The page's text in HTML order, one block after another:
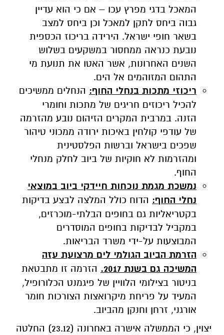
המאכל בדגי מפרץ עכו – אם כי הוא עדיין
גבוה ביחס לתקן למאכל וכן ביחס למצב
בשאר חופי ישראל. הירידה בריכוז הכספית
נובעת כנראה ממחסור במשקעים בשלוש
השנים האחרונות, אשר האטו את תנועת מי
התהום המזוהמים אל הים.
ריכוזי מתכות בנחלי החוף: הנחלים ממשיכים
להכיל ריכוזים חריגים של מתכות וחומרי
הזנה. במרבית המקרים הזיהום נובע מהזרמה
של עודפי קולחין באיכות ירודה ממכוני טיהור
שפכים בישראל וברשות הפלסטינית
ומהזרמות לא חוקיות של ביוב לחלק מנחלי
החוף.
נמשכת מגמת נוכחות חיידקי ביוב במוצאי
נחלי החוף: הדוח כולל המלצה לבצע בדיקות
בקטריאליות גם בחופים הבלתי-מוכרזים,
במקביל לבדיקות בחופים המוסדרים
המבוצעות על-ידי משרד הבריאות.
הזרמת הביוב הגולמי לים מרצועת עזה
המשיכה גם בשנת 2017.
הזרמה זו מתבטאת
בניטור בצילומי הלוויין של פיגמנט הכלורופיל,
המעיד על פריחת מיקרואצות הצורכות חומר
אורגני, זרחן וחנקן מהביוב.
יצוין, כי הממשלה אישרה באחרונה (23.12) החלטה